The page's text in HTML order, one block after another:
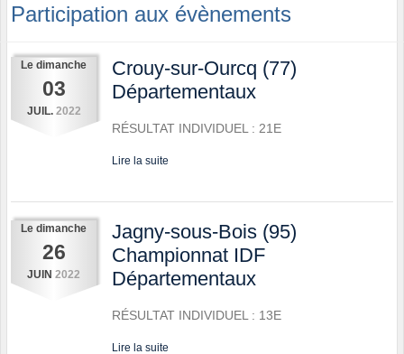
Participation aux évènements
Le dimanche
03
JUIL. 2022
Crouy-sur-Ourcq (77)
Départementaux
RÉSULTAT INDIVIDUEL : 21E
Lire la suite
Le dimanche
26
JUIN 2022
Jagny-sous-Bois (95)
Championnat IDF
Départementaux
RÉSULTAT INDIVIDUEL : 13E
Lire la suite